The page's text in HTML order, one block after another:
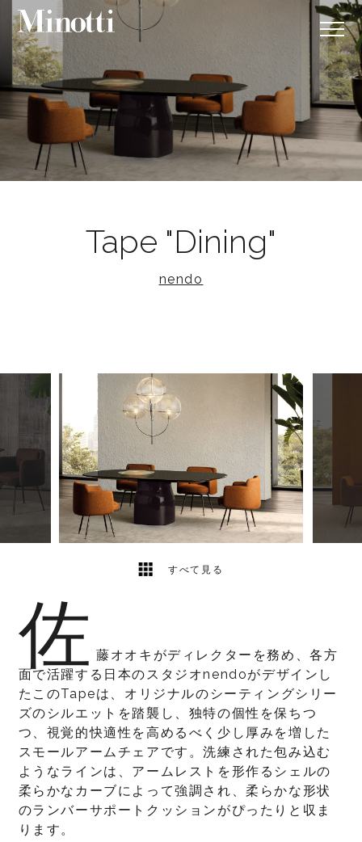
Tape "Dining"
nendo
すべて見る
3
佐 藤オオキがディレクターを務め、各方
面で活躍する日本のスタジオnendoがデザインし
たこのTapeは、オリジナルのシーティングシリー
ズのシルエットを踏襲し、独特の個性を保ちつ
つ、視覚的快適性を高めるべく少し厚みを増した
スモールアームチェアです。洗練された包み込む
ようなラインは、アームレストを形作るシェルの
柔らかなカーブによって強調され、柔らかな形状
のランバーサポートクッションがぴったりと収ま
ります。